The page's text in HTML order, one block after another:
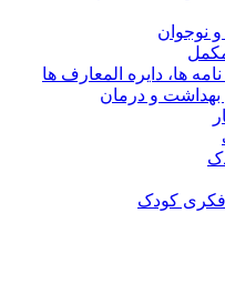
نوجوان
ها، دایره المعارف ها
و درمان
کودک